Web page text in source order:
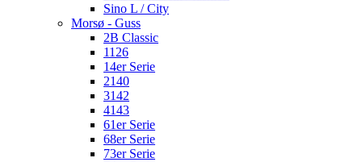
Sino L / City
Morsø - Guss
2B Classic
1126
14er Serie
2140
3142
4143
61er Serie
68er Serie
73er Serie